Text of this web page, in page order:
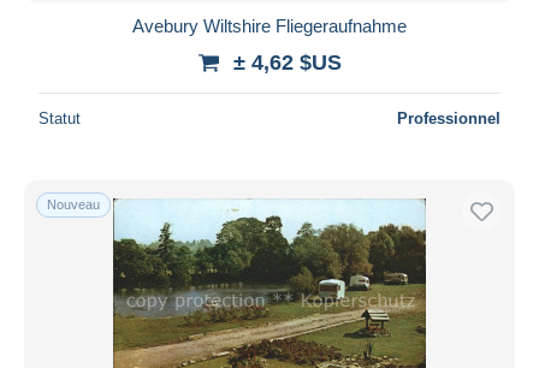
Avebury Wiltshire Fliegeraufnahme
± 4,62 $US
Statut Professionnel
Nouveau